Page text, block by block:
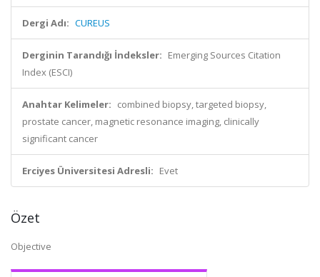
Dergi Adı: CUREUS
Derginin Tarandığı İndeksler: Emerging Sources Citation
Index (ESCI)
Anahtar Kelimeler: combined biopsy, targeted biopsy,
prostate cancer, magnetic resonance imaging, clinically
significant cancer
Erciyes Üniversitesi Adresli: Evet
Özet
Objective